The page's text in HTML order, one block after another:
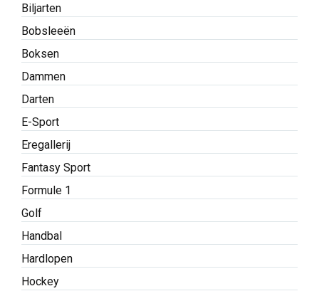
Biljarten
Bobsleeën
Boksen
Dammen
Darten
E-Sport
Eregallerij
Fantasy Sport
Formule 1
Golf
Handbal
Hardlopen
Hockey